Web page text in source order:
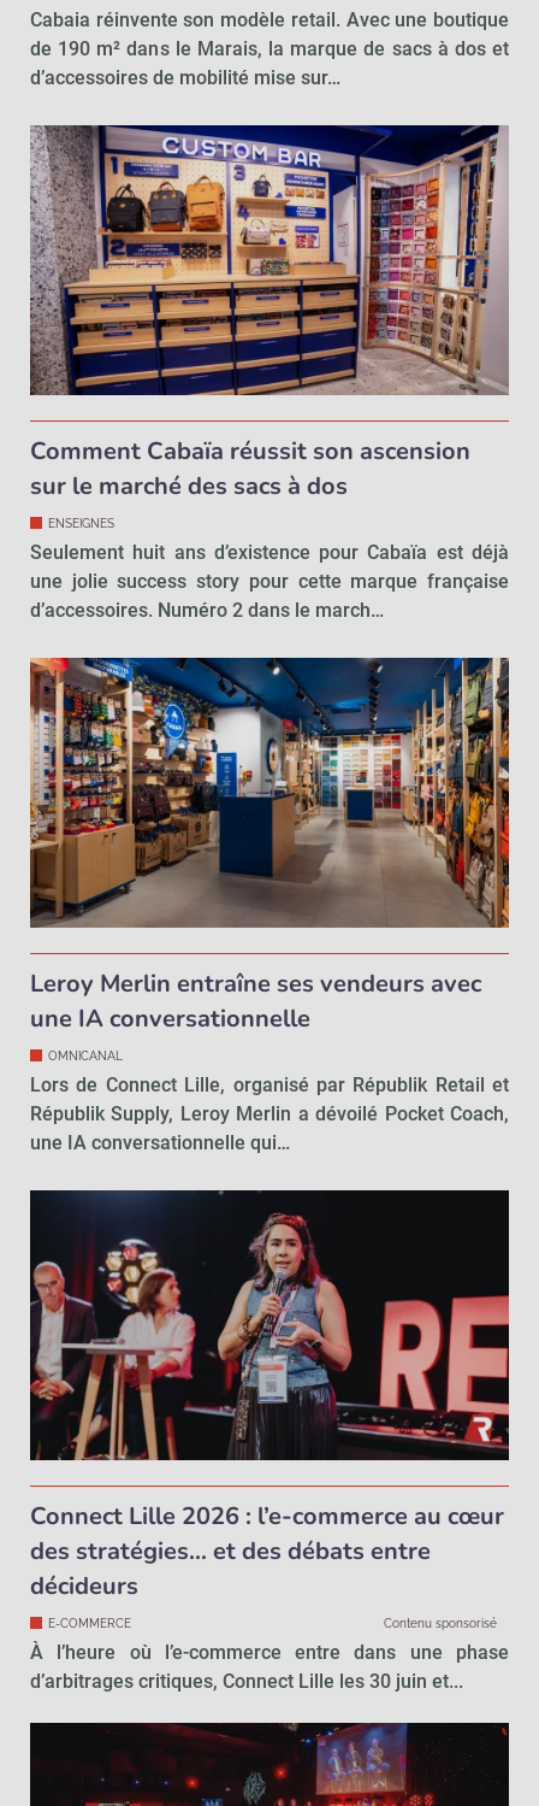
Cabaia réinvente son modèle retail. Avec une boutique
de 190 m² dans le Marais, la marque de sacs à dos et
d’accessoires de mobilité mise sur…
Comment Cabaïa réussit son ascension
sur le marché des sacs à dos
ENSEIGNES
Seulement huit ans d’existence pour Cabaïa est déjà
une jolie success story pour cette marque française
d’accessoires. Numéro 2 dans le march…
Leroy Merlin entraîne ses vendeurs avec
une IA conversationnelle
OMNICANAL
Lors de Connect Lille, organisé par Républik Retail et
Républik Supply, Leroy Merlin a dévoilé Pocket Coach,
une IA conversationnelle qui…
Connect Lille 2026 : l’e-commerce au cœur
des stratégies… et des débats entre
décideurs
E-COMMERCE Contenu sponsorisé
À l’heure où l’e-commerce entre dans une phase
d’arbitrages critiques, Connect Lille les 30 juin et...